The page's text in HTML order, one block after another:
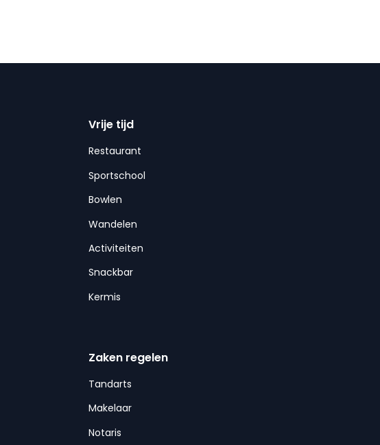
Vrije tijd
Restaurant
Sportschool
Bowlen
Wandelen
Activiteiten
Snackbar
Kermis
Zaken regelen
Tandarts
Makelaar
Notaris